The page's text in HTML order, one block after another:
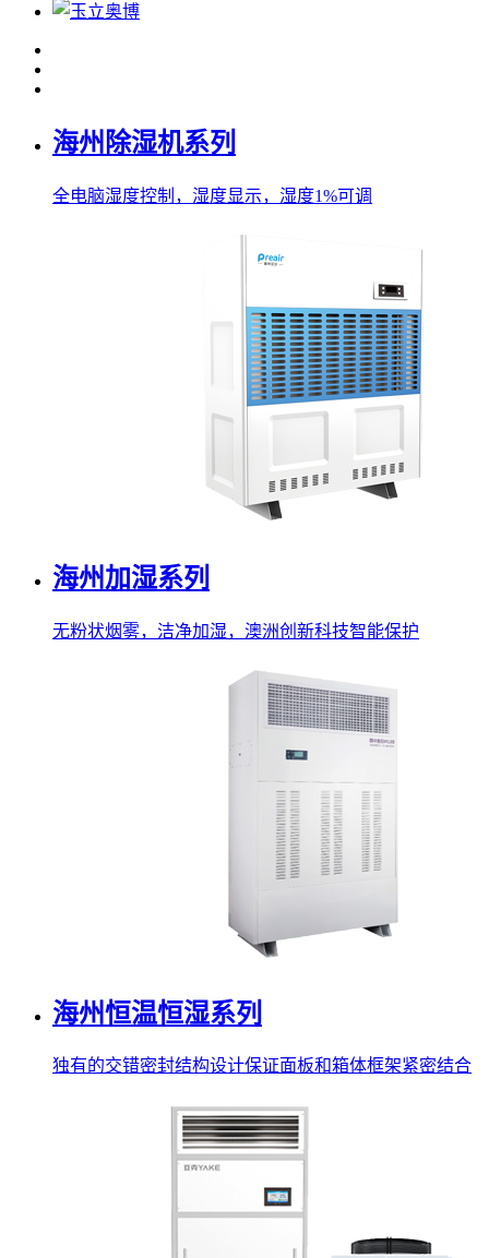
海州除湿机系列
全电脑湿度控制，湿度显示，湿度1%可调
海州加湿系列
无粉状烟雾，洁净加湿，澳洲创新科技智能保护
海州恒温恒湿系列
独有的交错密封结构设计保证面板和箱体框架紧密结合